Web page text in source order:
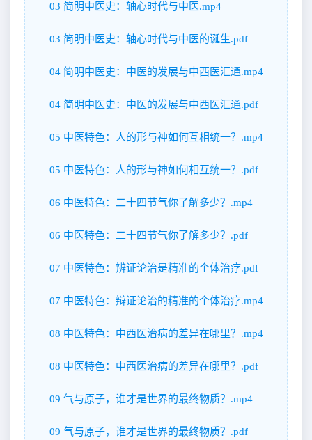
03 简明中医史：轴心时代与中医.mp4
03 简明中医史：轴心时代与中医的诞生.pdf
04 简明中医史：中医的发展与中西医汇通.mp4
04 简明中医史：中医的发展与中西医汇通.pdf
05 中医特色：人的形与神如何互相统一？.mp4
05 中医特色：人的形与神如何相互统一？.pdf
06 中医特色：二十四节气你了解多少？.mp4
06 中医特色：二十四节气你了解多少？.pdf
07 中医特色：辨证论治是精准的个体治疗.pdf
07 中医特色：辩证论治的精准的个体治疗.mp4
08 中医特色：中西医治病的差异在哪里？.mp4
08 中医特色：中西医治病的差异在哪里？.pdf
09 气与原子，谁才是世界的最终物质？.mp4
09 气与原子，谁才是世界的最终物质？.pdf